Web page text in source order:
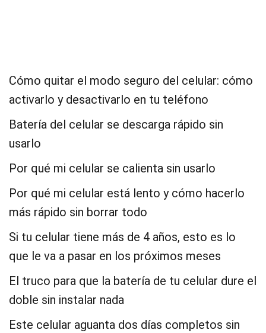
Cómo quitar el modo seguro del celular: cómo
activarlo y desactivarlo en tu teléfono
Batería del celular se descarga rápido sin
usarlo
Por qué mi celular se calienta sin usarlo
Por qué mi celular está lento y cómo hacerlo
más rápido sin borrar todo
Si tu celular tiene más de 4 años, esto es lo
que le va a pasar en los próximos meses
El truco para que la batería de tu celular dure el
doble sin instalar nada
Este celular aguanta dos días completos sin